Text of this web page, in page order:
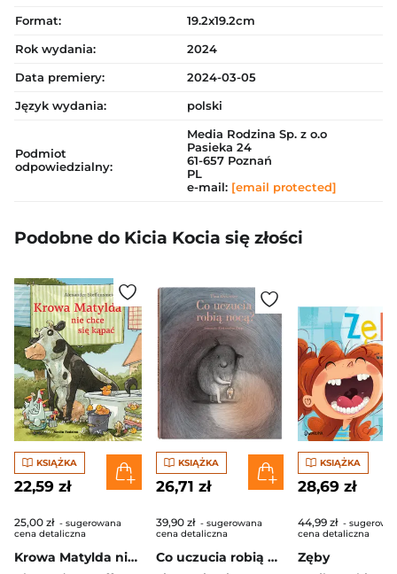
Format:
19.2x19.2cm
Rok wydania:
2024
Data premiery:
2024-03-05
Język wydania:
polski
Podmiot
odpowiedzialny:
Media Rodzina Sp. z o.o
Pasieka 24
61-657 Poznań
PL
e-mail: [email protected]
Podobne do Kicia Kocia się złości
KSIĄŻKA
22,59 zł
25,00 zł - sugerowana
cena detaliczna
Krowa Matylda nie chce się kąpać
KSIĄŻKA
26,71 zł
39,90 zł - sugerowana
cena detaliczna
Co uczucia robią nocą?
KSIĄŻKA
28,69 zł
44,99 zł -
cena detaliczna
Zęby